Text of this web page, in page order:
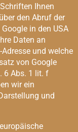
Ihnen
den Abruf der
in den USA
Daten an
und welche
von Google
6 Abs. 1 lit. f
wir ein
und